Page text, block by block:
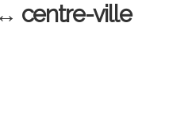
centre-ville